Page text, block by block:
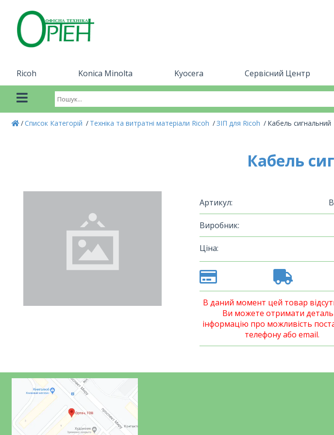
Ricoh Konica Minolta Kyocera Сервісний Центр
Список Категорій Техніка та витратні матеріали Ricoh ЗІП для Ricoh Кабель сигнальний
Кабель
Артикул:
Виробник:
Ціна:
В даний момент цей товар
Ви можете отримати
інформацію про можливість
телефону або email.